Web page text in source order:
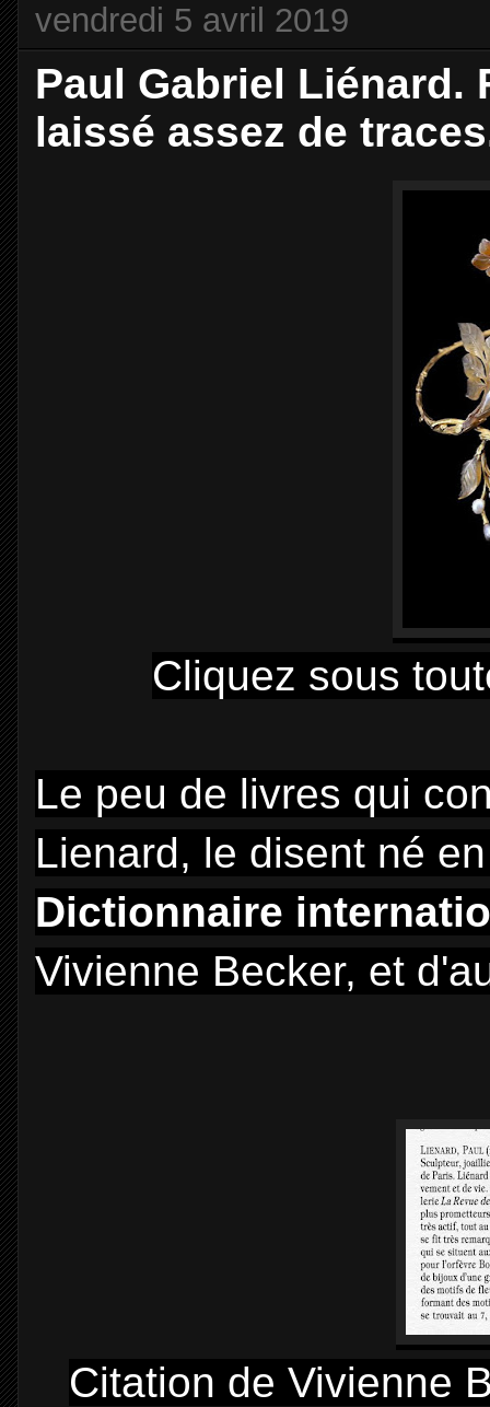
vendredi 5 avril 2019
Paul Gabriel Liénard.
laissé assez de
Cliquez sous
Le peu de livres qui
Lienard, le disent né
Dictionnaire
Vivienne Becker, et
Citation de Vivienne